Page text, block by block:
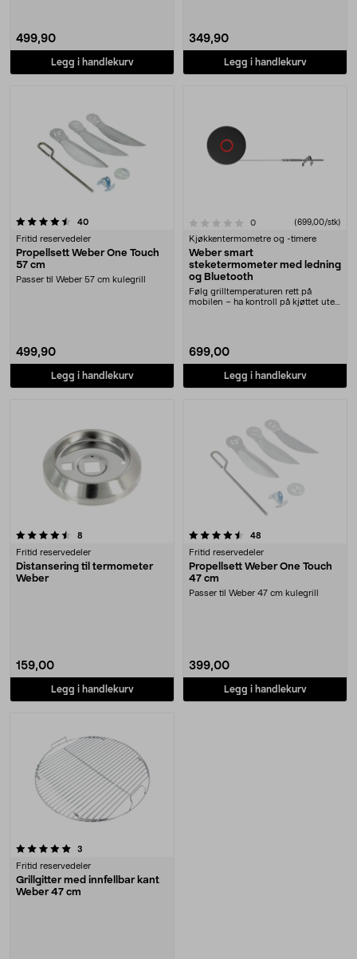
499,90
Legg i handlekurv
349,90
Legg i handlekurv
40anmeldelser
Fritid reservedeler
Propellsett Weber One Touch
57 cm
Passer til Weber 57 cm kulegrill
499,90
Legg i handlekurv
0.0 av 5 stjerner 0anmeldelser(699,00/stk)
Kjøkkentermometre og -timere
Weber smart
steketermometer med ledning
og Bluetooth
Følg grilltemperaturen rett på
mobilen – ha kontroll på kjøttet uten
699,00
Legg i handlekurv
8
Fritid reservedeler
Distansering til termometer
Weber
159,00
Legg i handlekurv
4.5 av 5 stjerner 48
Fritid reservedeler
Propellsett Weber One Touch
47 cm
Passer til Weber 47 cm kulegrill
399,00
Legg i handlekurv
3
Fritid reservedeler
Grillgitter med innfellbar kant
Weber 47 cm